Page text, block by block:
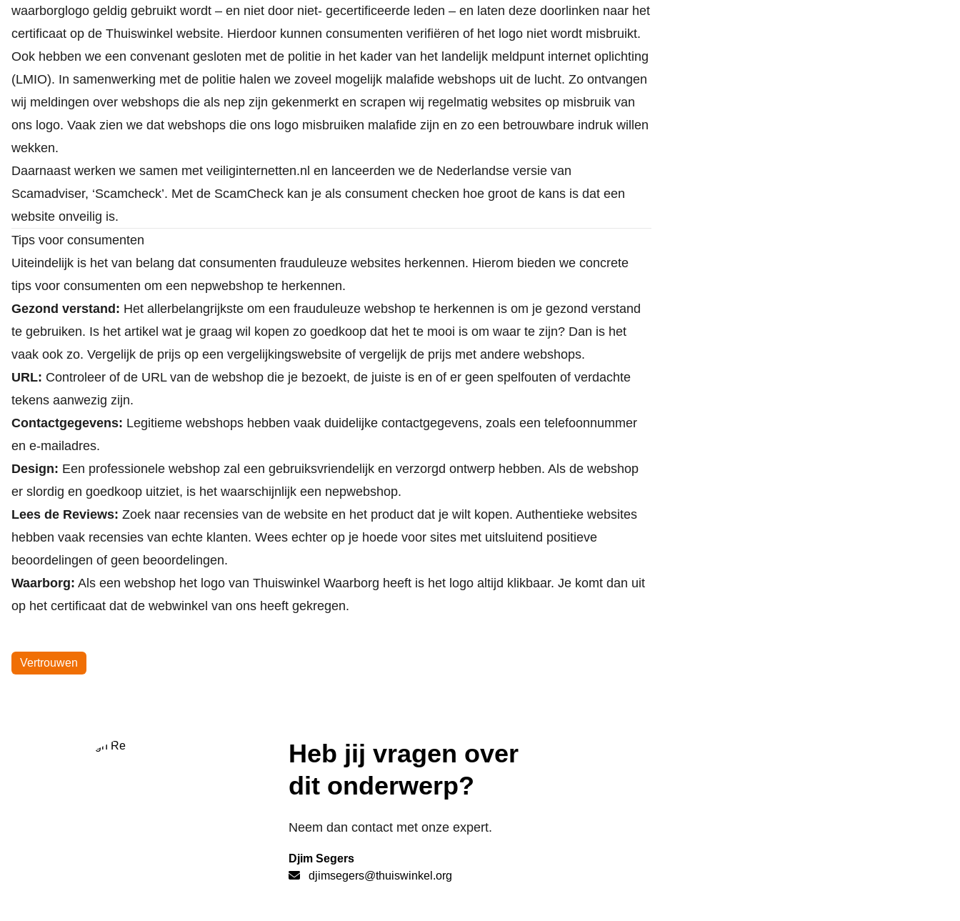
waarborglogo geldig gebruikt wordt – en niet door niet- gecertificeerde leden – en laten deze doorlinken naar het
certificaat op de Thuiswinkel website. Hierdoor kunnen consumenten verifiëren of het logo niet wordt misbruikt.
Ook hebben we een convenant gesloten met de politie in het kader van het landelijk meldpunt internet oplichting
(LMIO). In samenwerking met de politie halen we zoveel mogelijk malafide webshops uit de lucht. Zo ontvangen
wij meldingen over webshops die als nep zijn gekenmerkt en scrapen wij regelmatig websites op misbruik van
ons logo. Vaak zien we dat webshops die ons logo misbruiken malafide zijn en zo een betrouwbare indruk willen
wekken.
Daarnaast werken we samen met veiliginternetten.nl en lanceerden we de Nederlandse versie van
Scamadviser, ‘Scamcheck’. Met de ScamCheck kan je als consument checken hoe groot de kans is dat een
website onveilig is.
Tips voor consumenten
Uiteindelijk is het van belang dat consumenten frauduleuze websites herkennen. Hierom bieden we concrete
tips voor consumenten om een nepwebshop te herkennen.
Gezond verstand: Het allerbelangrijkste om een frauduleuze webshop te herkennen is om je gezond verstand
te gebruiken. Is het artikel wat je graag wil kopen zo goedkoop dat het te mooi is om waar te zijn? Dan is het
vaak ook zo. Vergelijk de prijs op een vergelijkingswebsite of vergelijk de prijs met andere webshops.
URL: Controleer of de URL van de webshop die je bezoekt, de juiste is en of er geen spelfouten of verdachte
tekens aanwezig zijn.
Contactgegevens: Legitieme webshops hebben vaak duidelijke contactgegevens, zoals een telefoonnummer
en e-mailadres.
Design: Een professionele webshop zal een gebruiksvriendelijk en verzorgd ontwerp hebben. Als de webshop
er slordig en goedkoop uitziet, is het waarschijnlijk een nepwebshop.
Lees de Reviews: Zoek naar recensies van de website en het product dat je wilt kopen. Authentieke websites
hebben vaak recensies van echte klanten. Wees echter op je hoede voor sites met uitsluitend positieve
beoordelingen of geen beoordelingen.
Waarborg: Als een webshop het logo van Thuiswinkel Waarborg heeft is het logo altijd klikbaar. Je komt dan uit
op het certificaat dat de webwinkel van ons heeft gekregen.
Onderwerpen
Vertrouwen
Heb jij vragen over
dit onderwerp?
Neem dan contact met onze expert.
Djim Segers
djimsegers@thuiswinkel.org